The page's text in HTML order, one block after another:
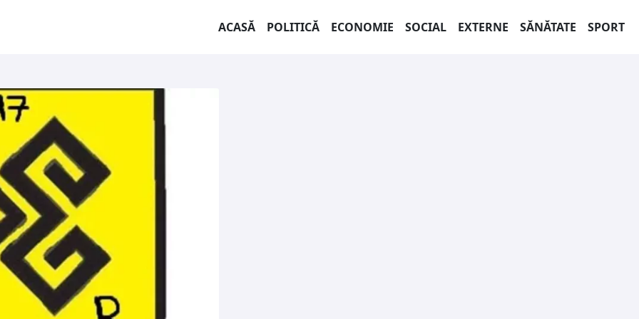
ACASĂ
POLITICĂ ECONOMIE SOCIAL EXTERNE SĂNĂTATE SPORT